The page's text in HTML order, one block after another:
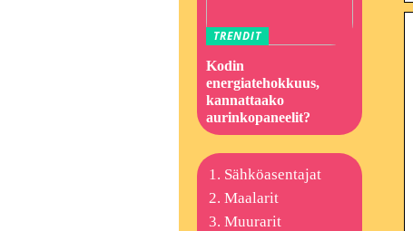
TRENDIT
Kodin
energiatehokkuus,
kannattaako
aurinkopaneelit?
Sähköasentajat
Maalarit
Muurarit